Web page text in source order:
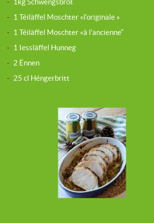
- 1kg Schwéngsbrot
- 1 Téiläffel Moschter «l‘originale »
- 1 Téiläffel Moschter «à l’ancienne“
- 1 Iessläffel Hunneg
- 2 Ënnen
- 25 cl Héngerbritt